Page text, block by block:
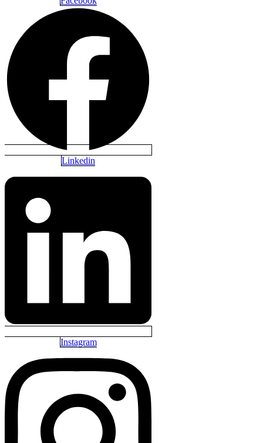
Linkedin
Instagram